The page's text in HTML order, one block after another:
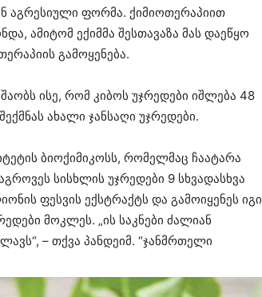
აგრესიული ფორმა. ქიმიოთერაპიით
ამიტომ ექიმმა შესთავაზა მას დაეწყო
გამოყენება.
ისე, რომ კიბოს უჯრედები იშლება 48
ახალი ჯანსაღი უჯრედები.
ბიოქიმიკოსს, რომელმაც ჩაატარა
სისხლის უჯრედები 9 სხვადასხვა
ფესვის ექსტრაქტს და გამოიყენეს იგი
მოკლეს. „ის საკნები ძალიან
– თქვა პანდეიმ. “ჯანმრთელი